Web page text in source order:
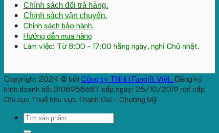
Chính sách đổi trả hàng.
Chính sách vận chuyển.
Chính sách bảo hành.
Hướng dẫn mua hàng
Làm việc: Từ 8:00 - 17:00 hằng ngày, nghỉ Chủ nhật.
Copyright 2024 © bởi Công ty TNHH Fungift Việt. Đăng ký
kinh doanh số: 0108958687 cấp ngày: 25/10/2019 nơi cấp
Chi cục Thuế khu vực Thanh Oai - Chương Mỹ
Search